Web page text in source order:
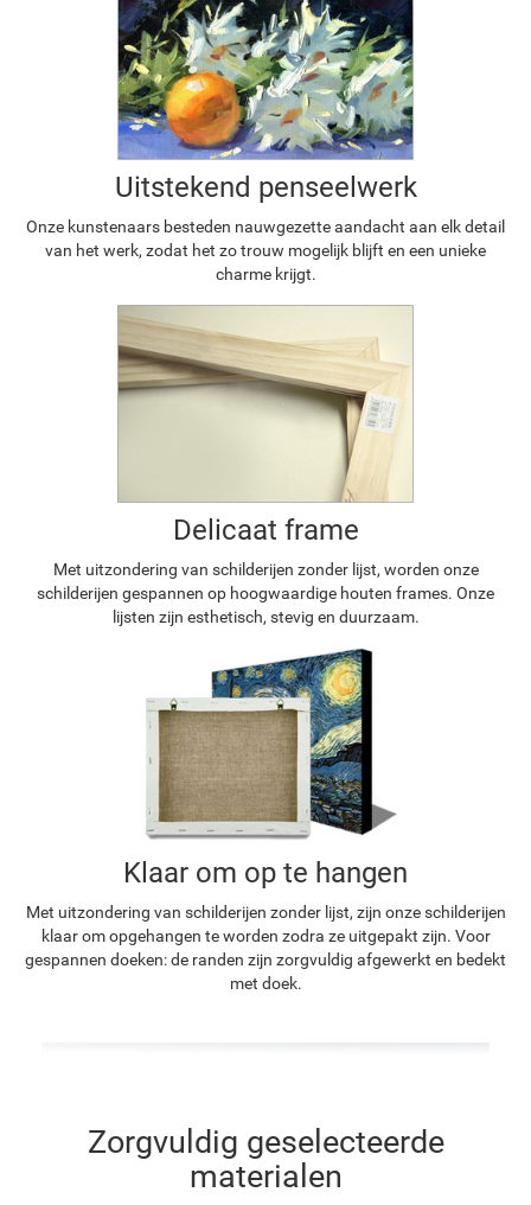
Uitstekend penseelwerk
Onze kunstenaars besteden nauwgezette aandacht aan elk detail
van het werk, zodat het zo trouw mogelijk blijft en een unieke
charme krijgt.
Delicaat frame
Met uitzondering van schilderijen zonder lijst, worden onze
schilderijen gespannen op hoogwaardige houten frames. Onze
lijsten zijn esthetisch, stevig en duurzaam.
Klaar om op te hangen
Met uitzondering van schilderijen zonder lijst, zijn onze schilderijen
klaar om opgehangen te worden zodra ze uitgepakt zijn. Voor
gespannen doeken: de randen zijn zorgvuldig afgewerkt en bedekt
met doek.
Zorgvuldig geselecteerde
materialen